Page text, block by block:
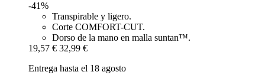
-41%
Transpirable y ligero.
Corte COMFORT-CUT.
Dorso de la mano en malla suntan™.
19,57 € 32,99 €
Entrega hasta el 18 agosto